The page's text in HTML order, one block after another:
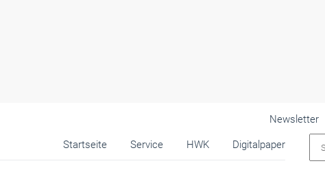
Startseite Service HWK Digitalpaper
Newsletter